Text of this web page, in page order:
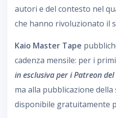
autori e del contesto nel
che hanno rivoluzionato il
Kaio Master Tape
cadenza mensile: per i
in esclusiva per i Patreon
ma alla pubblicazione della
disponibile gratuitamente